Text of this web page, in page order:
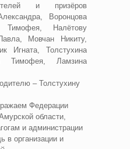
и призёров
Воронцова
Тимофея, Налётову
Мовчан Никиту,
Игната, Толстухина
Тимофея, Ламзина
– Толстухину
Федерации
области,
и администрации
организации и